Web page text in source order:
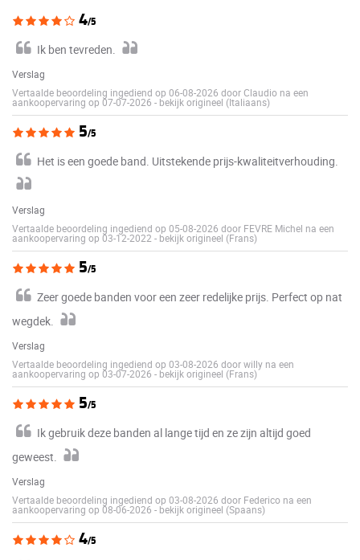
4/5
Ik ben tevreden.
Verslag
Vertaalde beoordeling ingediend op 06-08-2026 door Claudio na een
aankoopervaring op 07-07-2026 - bekijk origineel (Italiaans)
5/5
Het is een goede band. Uitstekende prijs-kwaliteitverhouding.
Verslag
Vertaalde beoordeling ingediend op 05-08-2026 door FEVRE Michel na een
aankoopervaring op 03-12-2022 - bekijk origineel (Frans)
5/5
Zeer goede banden voor een zeer redelijke prijs. Perfect op nat
wegdek.
Verslag
Vertaalde beoordeling ingediend op 03-08-2026 door willy na een
aankoopervaring op 03-07-2026 - bekijk origineel (Frans)
5/5
Ik gebruik deze banden al lange tijd en ze zijn altijd goed
geweest.
Verslag
Vertaalde beoordeling ingediend op 03-08-2026 door Federico na een
aankoopervaring op 08-06-2026 - bekijk origineel (Spaans)
4/5